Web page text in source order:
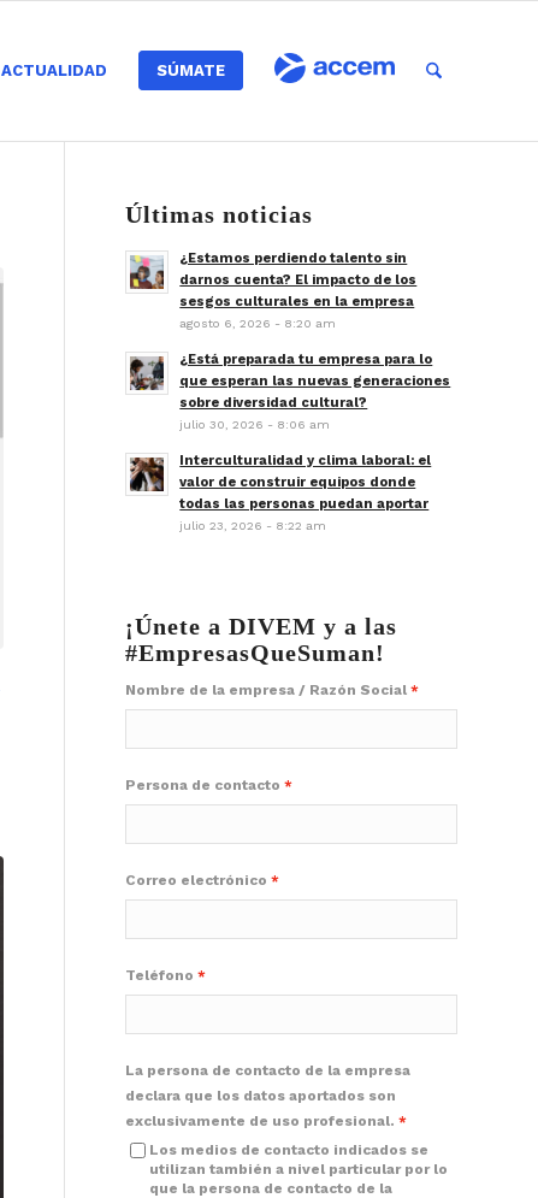
ACTUALIDAD SÚMATE
Últimas noticias
¿Estamos perdiendo talento sin
darnos cuenta? El impacto de los
sesgos culturales en la empresa
agosto 6, 2026 - 8:20 am
¿Está preparada tu empresa para lo
que esperan las nuevas generaciones
sobre diversidad cultural?
julio 30, 2026 - 8:06 am
Interculturalidad y clima laboral: el
valor de construir equipos donde
todas las personas puedan aportar
julio 23, 2026 - 8:22 am
¡Únete a DIVEM y a las
#EmpresasQueSuman!
Nombre de la empresa / Razón Social
Persona de contacto
Correo electrónico
Teléfono
La persona de contacto de la empresa
declara que los datos aportados son
exclusivamente de uso profesional.
Los medios de contacto indicados se
utilizan también a nivel particular por lo
que la persona de contacto de la